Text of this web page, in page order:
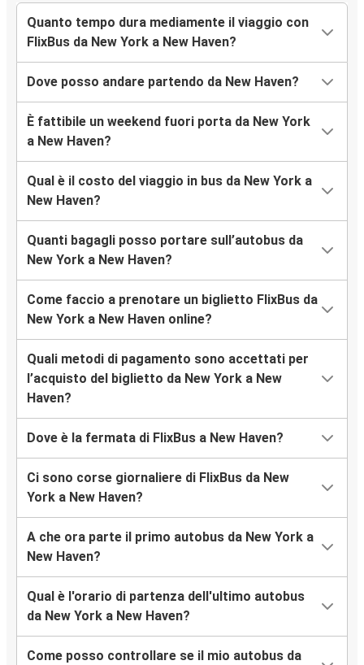
Quanto tempo dura mediamente il viaggio con
FlixBus da New York a New Haven?
Dove posso andare partendo da New Haven?
È fattibile un weekend fuori porta da New York
a New Haven?
Qual è il costo del viaggio in bus da New York a
New Haven?
Quanti bagagli posso portare sull’autobus da
New York a New Haven?
Come faccio a prenotare un biglietto FlixBus da
New York a New Haven online?
Quali metodi di pagamento sono accettati per
l’acquisto del biglietto da New York a New
Haven?
Dove è la fermata di FlixBus a New Haven?
Ci sono corse giornaliere di FlixBus da New
York a New Haven?
A che ora parte il primo autobus da New York a
New Haven?
Qual è l'orario di partenza dell'ultimo autobus
da New York a New Haven?
Come posso controllare se il mio autobus da